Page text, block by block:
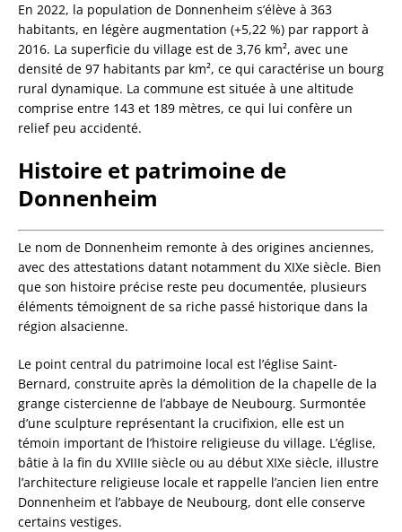
En 2022, la population de Donnenheim s’élève à 363
habitants, en légère augmentation (+5,22 %) par rapport à
2016. La superficie du village est de 3,76 km², avec une
densité de 97 habitants par km², ce qui caractérise un bourg
rural dynamique. La commune est située à une altitude
comprise entre 143 et 189 mètres, ce qui lui confère un
relief peu accidenté.
Histoire et patrimoine de
Donnenheim
Le nom de Donnenheim remonte à des origines anciennes,
avec des attestations datant notamment du XIXe siècle. Bien
que son histoire précise reste peu documentée, plusieurs
éléments témoignent de sa riche passé historique dans la
région alsacienne.
Le point central du patrimoine local est l’église Saint-
Bernard, construite après la démolition de la chapelle de la
grange cistercienne de l’abbaye de Neubourg. Surmontée
d’une sculpture représentant la crucifixion, elle est un
témoin important de l’histoire religieuse du village. L’église,
bâtie à la fin du XVIIIe siècle ou au début XIXe siècle, illustre
l’architecture religieuse locale et rappelle l’ancien lien entre
Donnenheim et l’abbaye de Neubourg, dont elle conserve
certains vestiges.